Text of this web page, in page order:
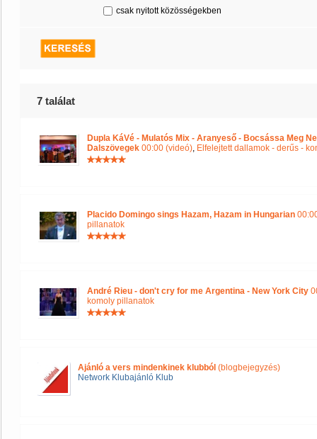
csak nyitott közösségekben
7 találat
Dupla KáVé - Mulatós Mix - Aranyeső - Bocsássa Meg
Dalszövegek 00:00 (videó), Elfelejtett dallamok - derűs -
Placido Domingo sings Hazam, Hazam in Hungarian
pillanatok
André Rieu - don't cry for me Argentina - New York City
komoly pillanatok
Ajánló a vers mindenkinek klubból (blogbejegyzés)
Network Klubajánló Klub